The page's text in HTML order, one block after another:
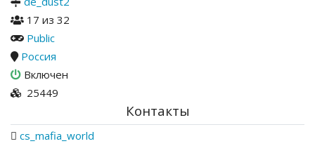
17 из 32
Public
Россия
Включен
25449
Контакты
cs_mafia_world